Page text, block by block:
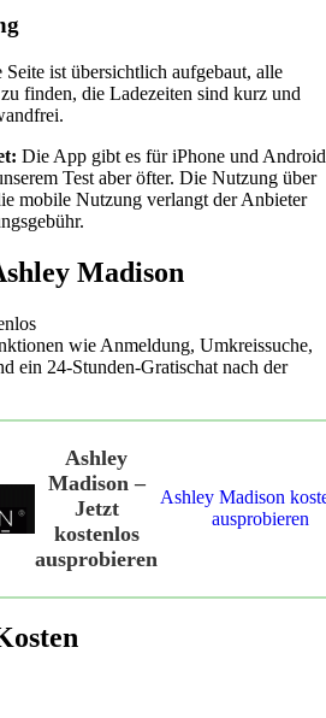
Seite ist übersichtlich aufgebaut, alle
finden, die Ladezeiten sind kurz und
Die App gibt es für iPhone und
Test aber öfter. Die Nutzung über
mobile Nutzung verlangt der Anbieter
Madison
wie Anmeldung, Umkreissuche,
ein 24-Stunden-Gratischat nach der
Ashley
Madison –
Jetzt
kostenlos
ausprobieren
Ashley Madison
ausprobieren